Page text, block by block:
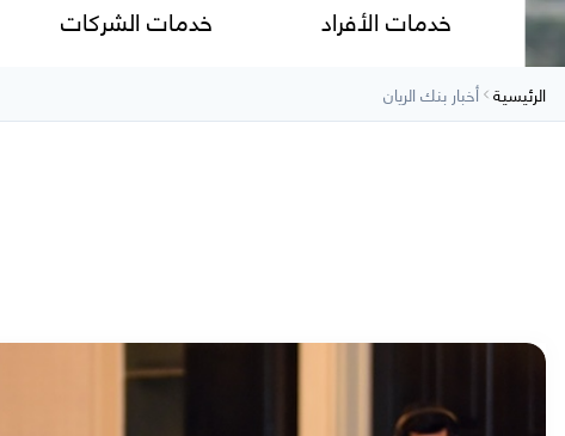
خدمات الأفراد خدمات الشركات
الرئيسية أخبار بنك الريان